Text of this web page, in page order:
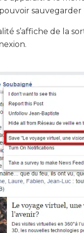
sauvegarder
s’affiche de la